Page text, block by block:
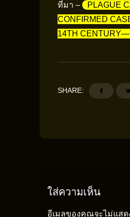
ที่มา –
PLAGUE
CONFIRMED
14TH
SHARE:
ใส่ความเห็น
อีเมลของคุณจะไม่แส